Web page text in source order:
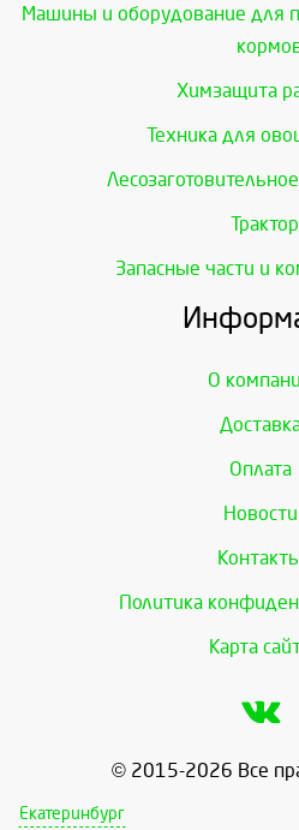
Машины и оборудование для
Химзащита
Техника для
Запасные части и
О
Оплата
Новости
Политика
Карта
© 2015-2026 Все
Екатеринбург